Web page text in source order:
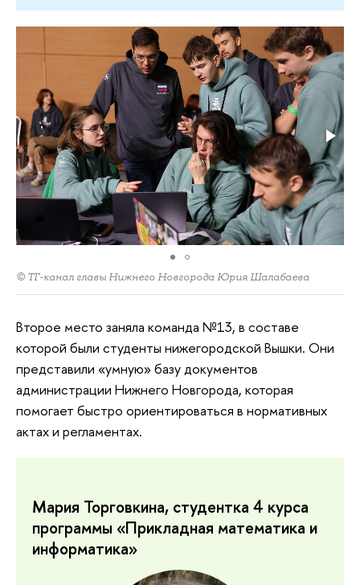
© ТГ-канал главы Нижнего Новгорода Юрия Шалабаева
Второе место заняла команда №13, в составе
которой были студенты нижегородской Вышки. Они
представили «умную» базу документов
администрации Нижнего Новгорода, которая
помогает быстро ориентироваться в нормативных
актах и регламентах.
Мария Торговкина, студентка 4 курса
программы «Прикладная математика и
информатика»